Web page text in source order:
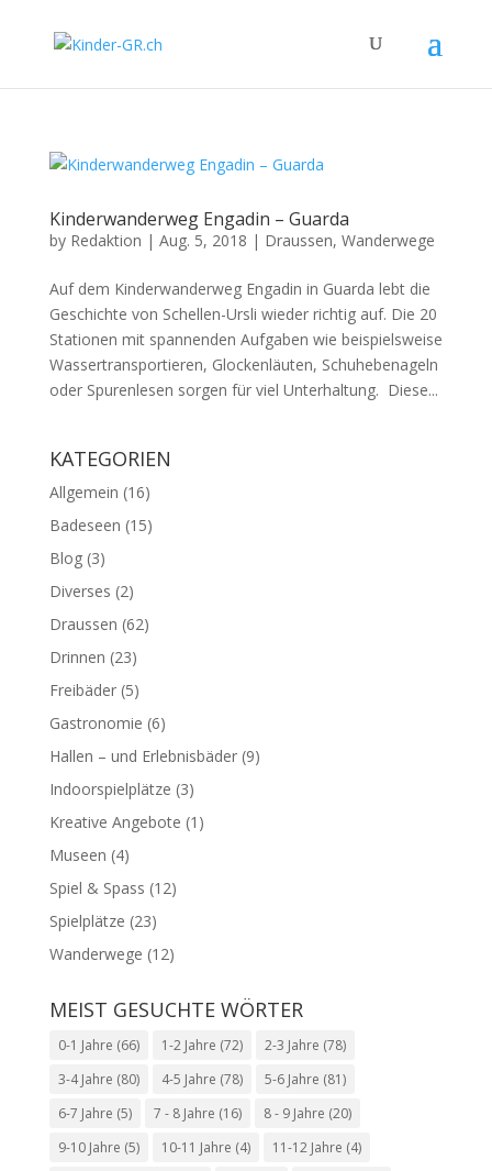
Kinderwanderweg Engadin – Guarda
by Redaktion | Aug. 5, 2018 | Draussen, Wanderwege
Auf dem Kinderwanderweg Engadin in Guarda lebt die
Geschichte von Schellen-Ursli wieder richtig auf. Die 20
Stationen mit spannenden Aufgaben wie beispielsweise
Wassertransportieren, Glockenläuten, Schuhebenageln
oder Spurenlesen sorgen für viel Unterhaltung. Diese...
KATEGORIEN
Allgemein (16)
Badeseen (15)
Blog(3)
Diverses (2)
Draussen (62)
Drinnen (23)
Freibäder(5)
Gastronomie (6)
Hallen – und Erlebnisbäder(9)
Indoorspielplätze (3)
Kreative Angebote (1)
Museen (4)
Spiel & Spass (12)
Spielplätze (23)
Wanderwege (12)
MEIST GESUCHTE WÖRTER
0-1 Jahre (66) 1-2 Jahre (72) 2-3 Jahre (78)
3-4 Jahre (80) 4-5 Jahre (78) 5-6 Jahre (81)
6-7 Jahre (5) 7 - 8 Jahre (16) 8 - 9 Jahre (20)
9-10 Jahre (5) 10-11 Jahre (4) 11-12 Jahre (4)